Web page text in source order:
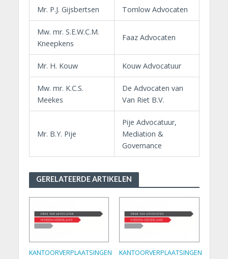
Mr. P.J. Gijsbertsen Tomlow Advocaten
Mw. mr. S.E.W.C.M.
Kneepkens
Faaz Advocaten
Mr. H. Kouw Kouw Advocatuur
Mw. mr. K.C.S.
Meekes
De Advocaten van
Van Riet B.V.
Mr. B.Y. Pije
Pije Advocatuur,
Mediation &
Governance
GERELATEERDE ARTIKELEN
KANTOORVERPLAATSINGEN
KANTOORVERPLAATSINGEN